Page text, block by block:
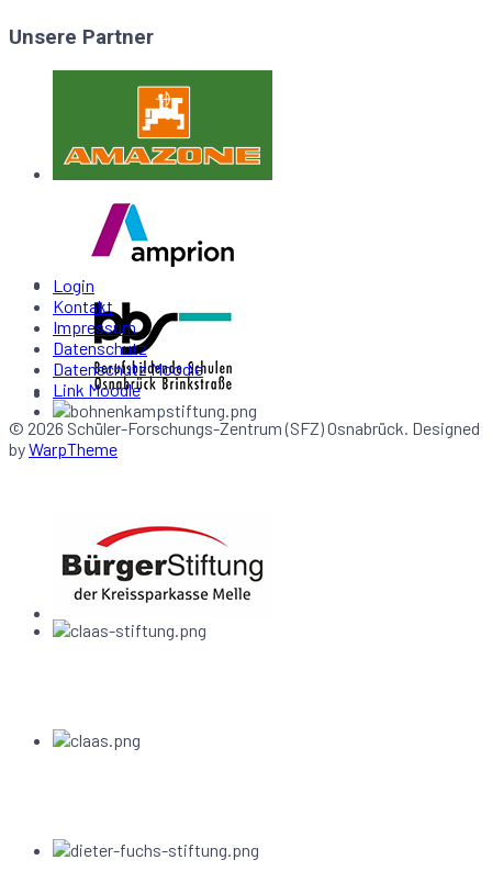
Unsere Partner
Login
Kontakt
Impressum
Datenschutz
Datenschutz Moodle
Link Moodle
© 2026 Schüler-Forschungs-Zentrum (SFZ) Osnabrück. Designed
byWarpTheme